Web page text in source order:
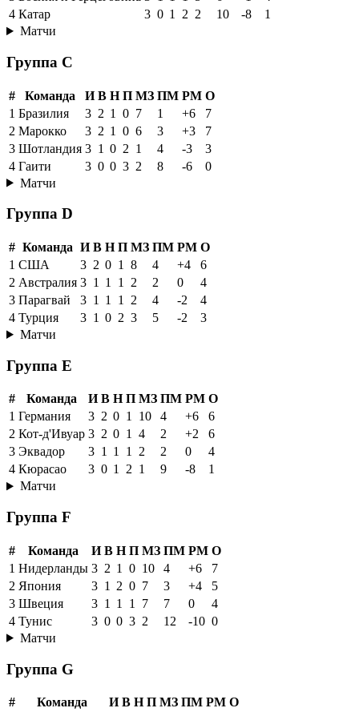
4 Катар 3 0 1 2 2 10 -8
1
Матчи
Группа C
# Команда И В Н П МЗ ПМ РМ О
1 Бразилия 3 2 1 0 7 1 +6
7
2 Марокко 3 2 1 0 6 3 +3
7
3 Шотландия 3 1 0 2 1 4 -3
3
4 Гаити 3 0 0 3 2 8 -6
0
Матчи
Группа D
# Команда И В Н П МЗ ПМ РМ О
1 США 3 2 0 1 8 4 +4
6
2 Австралия 3 1 1 1 2 2 0
4
3 Парагвай 3 1 1 1 2 4 -2
4
4 Турция 3 1 0 2 3 5 -2
3
Матчи
Группа E
# Команда И В Н П МЗ ПМ РМ О
1 Германия 3 2 0 1 10 4 +6
6
2 Кот-д'Ивуар 3 2 0 1 4 2 +2
6
3 Эквадор 3 1 1 1 2 2 0
4
4 Кюрасао 3 0 1 2 1 9 -8
1
Матчи
Группа F
# Команда И В Н П МЗ ПМ РМ О
1 Нидерланды 3 2 1 0 10 4 +6
7
2 Япония 3 1 2 0 7 3 +4
5
3 Швеция 3 1 1 1 7 7 0
4
4 Тунис 3 0 0 3 2 12 -10 0
Матчи
Группа G
# Команда И В Н П МЗ ПМ РМ О